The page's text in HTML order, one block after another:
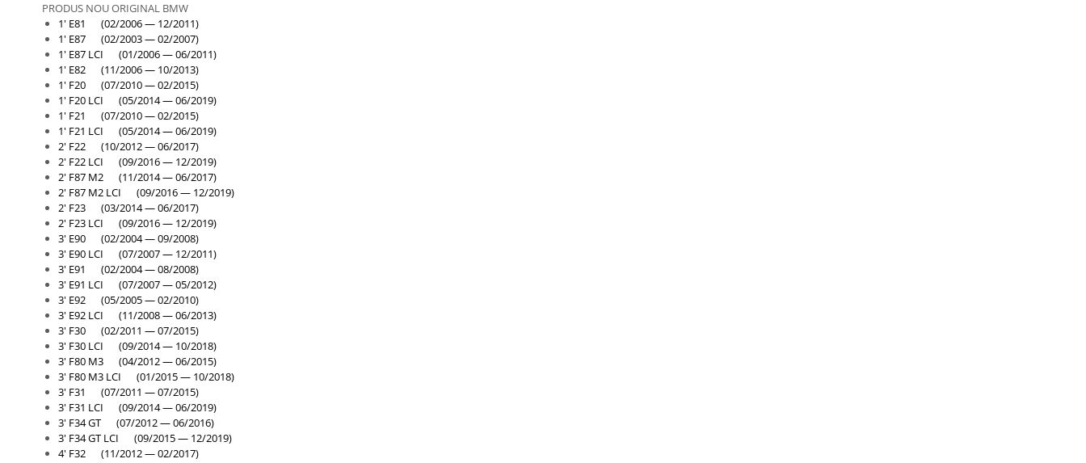
Suport cutie
DIFERENTIAL
Directie
Bieletă directie
Cap de bara
Casetă directie
Scut caseta
Electrice
Acumulator
Alternator
Cablaj
Cameră
Electromotor
Lampa spate
Semnal oglindă
SEMNALIZARE ARIPA
SENZOR PARCARE
Set faruri
PRODUS NOU ORIGINAL BMW
1' E81 (02/2006 — 12/2011)
1' E87 (02/2003 — 02/2007)
1' E87 LCI (01/2006 — 06/2011)
1' E82 (11/2006 — 10/2013)
1' F20 (07/2010 — 02/2015)
1' F20 LCI (05/2014 — 06/2019)
1' F21 (07/2010 — 02/2015)
1' F21 LCI (05/2014 — 06/2019)
2' F22 (10/2012 — 06/2017)
2' F22 LCI (09/2016 — 12/2019)
2' F87 M2 (11/2014 — 06/2017)
2' F87 M2 LCI (09/2016 — 12/2019)
2' F23 (03/2014 — 06/2017)
2' F23 LCI (09/2016 — 12/2019)
3' E90 (02/2004 — 09/2008)
3' E90 LCI (07/2007 — 12/2011)
3' E91 (02/2004 — 08/2008)
3' E91 LCI (07/2007 — 05/2012)
3' E92 (05/2005 — 02/2010)
3' E92 LCI (11/2008 — 06/2013)
3' F30 (02/2011 — 07/2015)
3' F30 LCI (09/2014 — 10/2018)
3' F80 M3 (04/2012 — 06/2015)
3' F80 M3 LCI (01/2015 — 10/2018)
3' F31 (07/2011 — 07/2015)
3' F31 LCI (09/2014 — 06/2019)
3' F34 GT (07/2012 — 06/2016)
3' F34 GT LCI (09/2015 — 12/2019)
4' F32 (11/2012 — 02/2017)